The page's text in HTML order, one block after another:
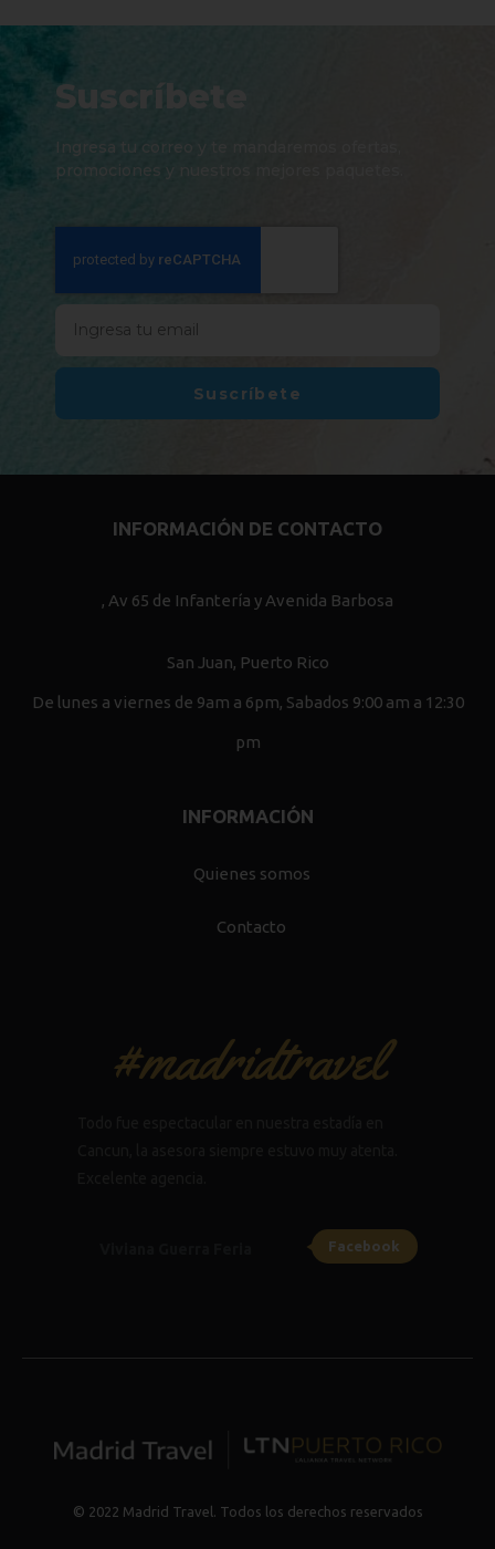
Suscríbete
Ingresa tu correo y te mandaremos ofertas,
promociones y nuestros mejores paquetes.
Suscríbete
INFORMACIÓN DE CONTACTO
, Av 65 de Infantería y Avenida Barbosa
San Juan, Puerto Rico
De lunes a viernes de 9am a 6pm, Sabados 9:00 am a 12:30
pm
INFORMACIÓN
Quienes somos
Contacto
#madridtravel
Facebook
© 2022 Madrid Travel. Todos los derechos reservados